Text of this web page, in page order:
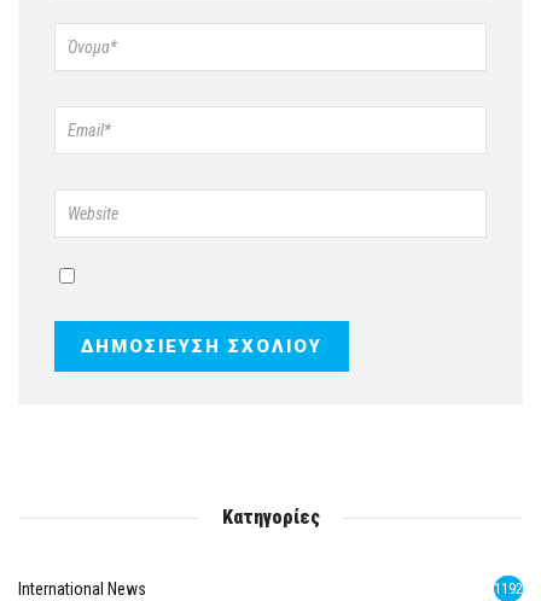
Κατηγορίες
International News 1192